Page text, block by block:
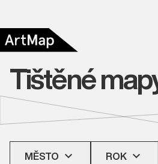
Tištěné
MĚSTO ROK